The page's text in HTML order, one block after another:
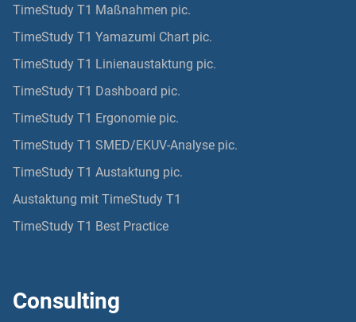
TimeStudy T1 Maßnahmen pic.
TimeStudy T1 Yamazumi Chart pic.
TimeStudy T1 Linienaustaktung pic.
TimeStudy T1 Dashboard pic.
TimeStudy T1 Ergonomie pic.
TimeStudy T1 SMED/EKUV-Analyse pic.
TimeStudy T1 Austaktung pic.
Austaktung mit TimeStudy T1
TimeStudy T1 Best Practice
Consulting